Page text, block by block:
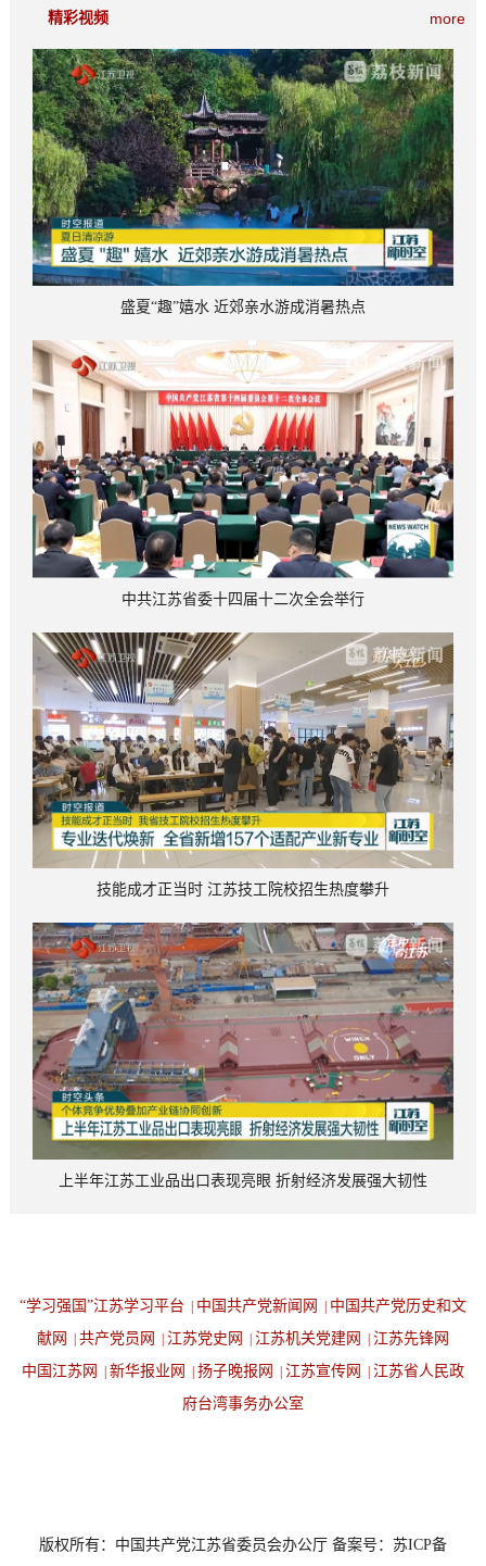
more
精彩视频
盛夏“趣”嬉水 近郊亲水游成消暑热点
中共江苏省委十四届十二次全会举行
技能成才正当时 江苏技工院校招生热度攀升
上半年江苏工业品出口表现亮眼 折射经济发展强大韧性
“学习强国”江苏学习平台 中国共产党新闻网
中国共产党历史和文
献网
共产党员网 江苏党史网 江苏机关党建网
江苏先锋网
中国江苏网
新华报业网 扬子晚报网 江苏宣传网
江苏省人民政
府台湾事务办公室
版权所有：中国共产党江苏省委员会办公厅 备案号：苏ICP备